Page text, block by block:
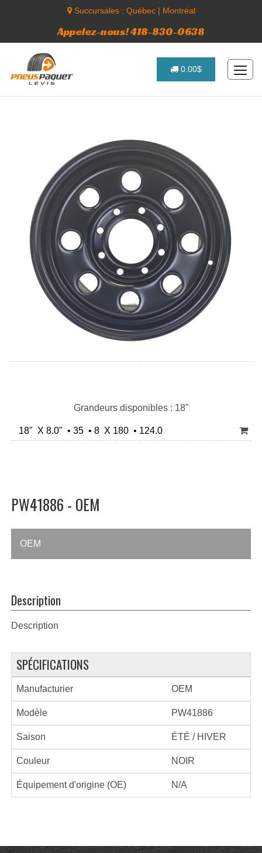
Succursales : Québec| Montréal
Appelez-nous! 418-830-0638
0.00$
Grandeurs disponibles : 18"
18" X 8.0" • 35 • 8 X 180 • 124.0
PW41886 - OEM
OEM
Description
Description
SPÉCIFICATIONS
Manufacturier OEM
Modèle PW41886
Saison ÉTÉ / HIVER
Couleur NOIR
Équipement d'origine (OE) N/A